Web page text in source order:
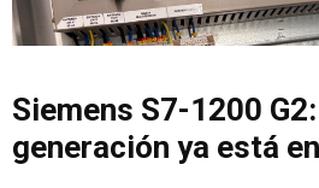
Siemens S7-1200
generación ya está